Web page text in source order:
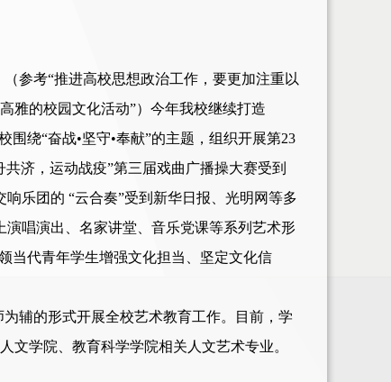
（参考“推进高校思想政治工作，要更加注重以
雅的校园文化活动”）今年我校继续打造
围绕“奋战•坚守•奉献”的主题，组织开展第23
济，运动战疫”第三届戏曲广播操大赛受到
乐团的 “云合奏”受到新华日报、光明网等多
唱演出、名家讲堂、音乐党课等系列艺术形
当代青年学生增强文化担当、坚定文化信
辅的形式开展全校艺术教育工作。目前，学
文学院、教育科学学院相关人文艺术专业。